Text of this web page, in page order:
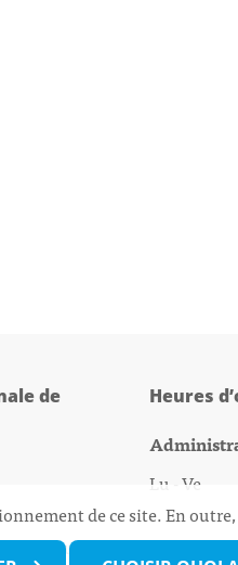
de
Heures
Lu - Ve
de ce site. En